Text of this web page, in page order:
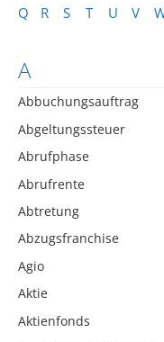
Q
R S T U V
A
Abbuchungsauftrag
Abgeltungssteuer
Abrufphase
Abrufrente
Abtretung
Abzugsfranchise
Agio
Aktie
Aktienfonds